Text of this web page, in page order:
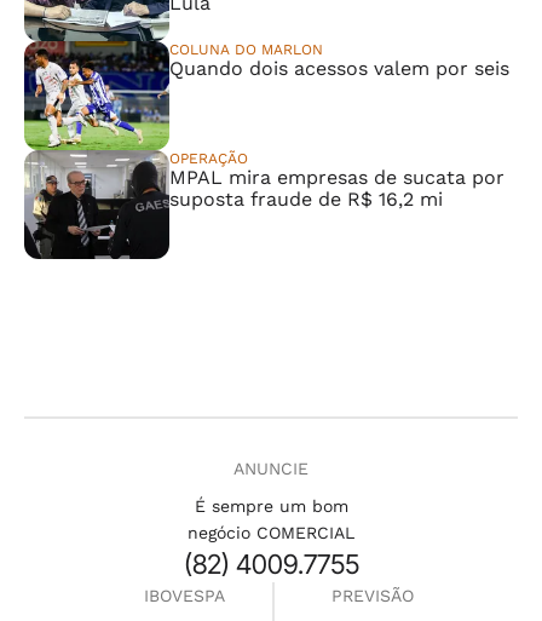
COLUNA DO MARLON
Quando dois acessos valem por seis
OPERAÇÃO
MPAL mira empresas de sucata por
suposta fraude de R$ 16,2 mi
ANUNCIE
É sempre um bom
negócio COMERCIAL
(82) 4009.7755
IBOVESPA
PREVISÃO